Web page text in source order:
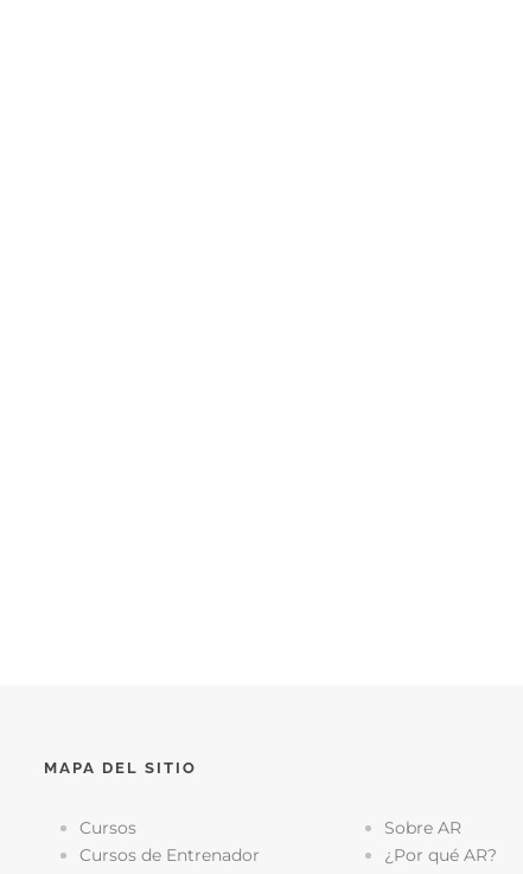
MAPA DEL SITIO
Cursos
Cursos de Entrenador
Sobre AR
¿Por qué AR?